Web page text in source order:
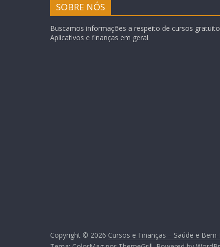
SOBRE NÓS
Buscamos informações a respeito de cursos
Aplicativos e finanças em geral.
Copyright © 2026 Cursos e Finanças – Saúde e